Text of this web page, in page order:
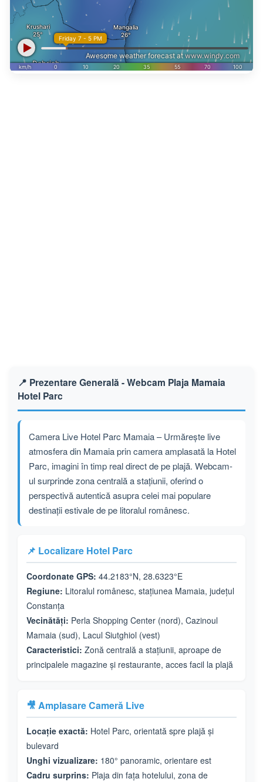
📍 Prezentare Generală - Webcam Plaja Mamaia
Hotel Parc
Camera Live Hotel Parc Mamaia – Urmărește live
atmosfera din Mamaia prin camera amplasată la Hotel
Parc, imagini în timp real direct de pe plajă. Webcam-
ul surprinde zona centrală a stațiunii, oferind o
perspectivă autentică asupra celei mai populare
destinații estivale de pe litoralul românesc.
📌 Localizare Hotel Parc
Coordonate GPS: 44.2183°N, 28.6323°E
Regiune: Litoralul românesc, stațiunea Mamaia, județul
Constanța
Vecinătăți: Perla Shopping Center (nord), Cazinoul
Mamaia (sud), Lacul Siutghiol (vest)
Caracteristici: Zonă centrală a stațiunii, aproape de
principalele magazine și restaurante, acces facil la plajă
🎥 Amplasare Cameră Live
Locație exactă: Hotel Parc, orientată spre plajă și
bulevard
Unghi vizualizare: 180° panoramic, orientare est
Cadru surprins: Plaja din fața hotelului, zona de